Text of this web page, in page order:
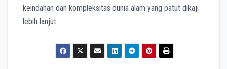
keindahan dan kompleksitas dunia alam yang patut dikaji
lebih lanjut.